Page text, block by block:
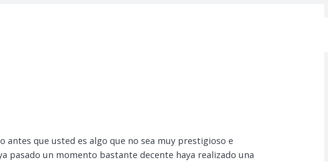
antes que usted es algo que no sea muy prestigioso e
pasado un momento bastante decente haya realizado una